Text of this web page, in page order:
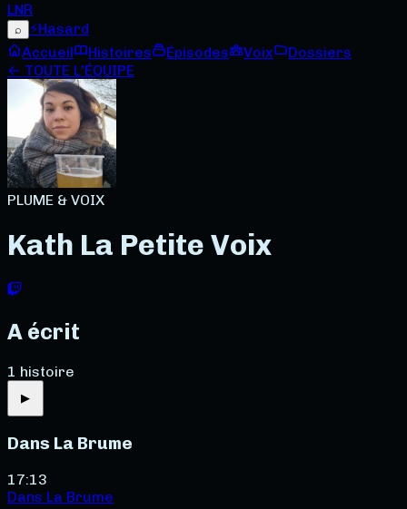
LNR
⌕ ⚡Hasard
Accueil
Histoires Épisodes Voix
Dossiers
← TOUTE L'ÉQUIPE
PLUME & VOIX
Kath La Petite Voix
A écrit
1 histoire
▶
Dans La Brume
17:13
Dans La Brume